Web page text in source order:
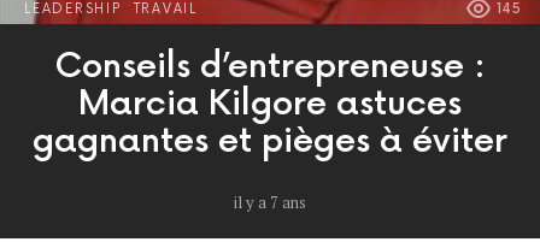
LEADERSHIP TRAVAIL 145
Conseils d’entrepreneuse :
Marcia Kilgore astuces
gagnantes et pièges à éviter
il y a 7 ans